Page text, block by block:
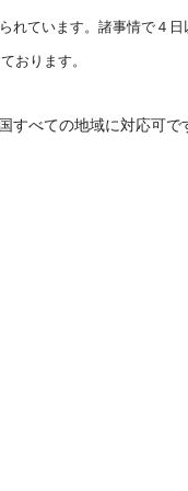
れています。諸事情で４
おります。
べての地域に対応可で